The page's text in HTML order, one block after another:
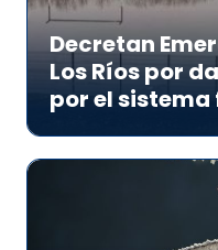
Decretan
Los Ríos por
por el